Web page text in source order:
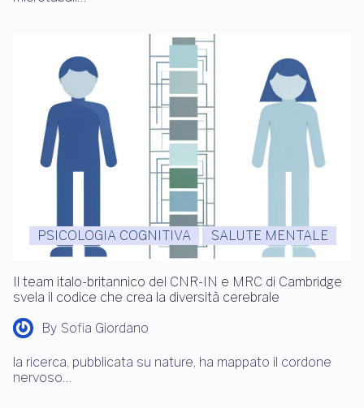
PSICOLOGIA COGNITIVA SALUTE MENTALE
Il team italo-britannico del CNR-IN e MRC di Cambridge
svela il codice che crea la diversità cerebrale
By Sofia Giordano
la ricerca, pubblicata su nature, ha mappato il cordone
nervoso…